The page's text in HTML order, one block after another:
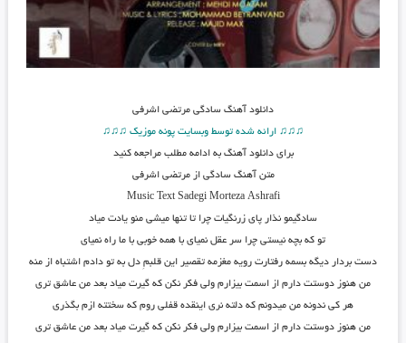
دانلود آهنگسادگی مرتضی اشرفی
♫♫♫ ارائه شده توسط وبسایت پونه موزیک ♫♫♫
برای دانلود آهنگ به ادامه مطلب مراجعه کنید
متن آهنگ سادگی از مرتضی اشرفی
Music TextSadegi Morteza Ashrafi
سادگیمو نذار پای زرنگیات چرا تا تنها میشی منو یادت میاد
تو که بچه نیستی چرا سر عقل نمیای با همه خوبی با ما راه نمیای
دست بردار دیگه بسمه رفتارت رویه مغزمه تقصیر این قلبمِ دل به تو دادم اشتباه از منه
من هنوز دوستت دارم از اسمت بیزارم ولی فکر نکن که گیرت میاد بعد من عاشق تری
هر کی ندونه من میدونم که دلته نری اینقده قفلی روم که سختته ازم بگذری
من هنوز دوستت دارم از اسمت بیزارم ولی فکر نکن که گیرت میاد بعد من عاشق تری